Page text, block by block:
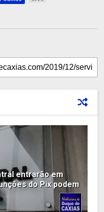
entrarão em
do Pix podem